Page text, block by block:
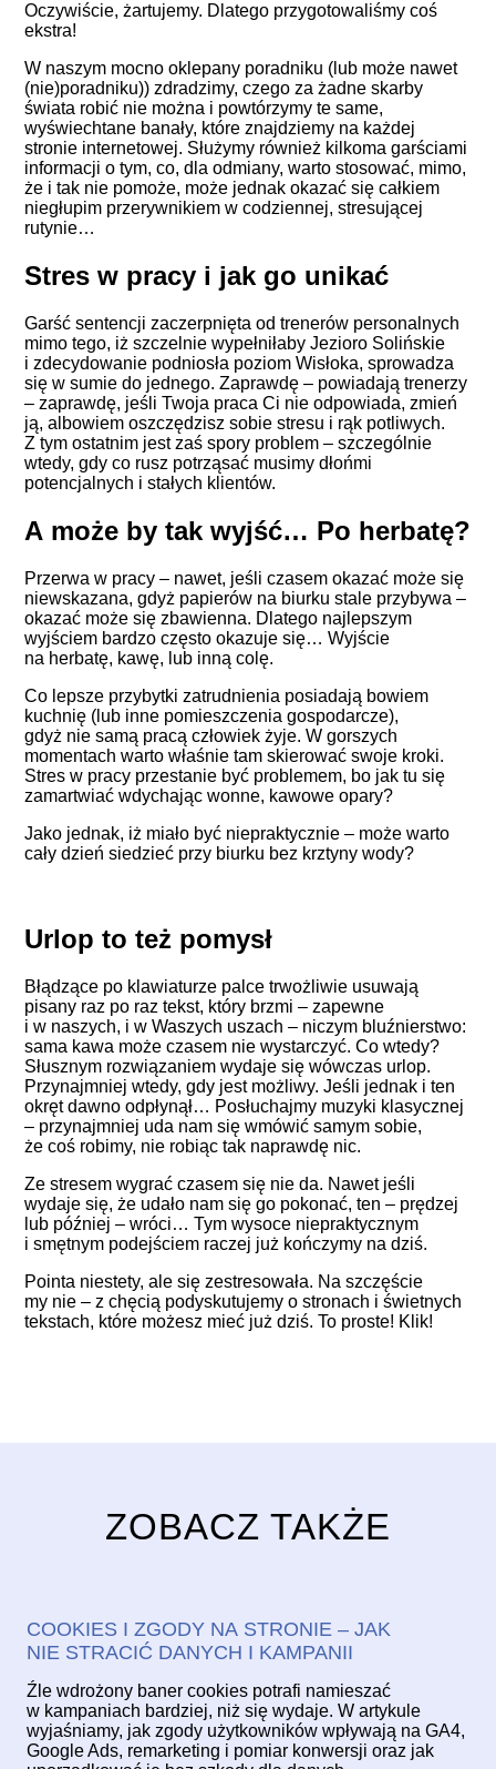
Oczywiście, żartujemy. Dlatego przygotowaliśmy coś
ekstra!
W naszym mocno oklepany poradniku (lub może nawet
(nie)poradniku)) zdradzimy, czego za żadne skarby
świata robić nie można i powtórzymy te same,
wyświechtane banały, które znajdziemy na każdej
stronie internetowej. Służymy również kilkoma garściami
informacji o tym, co, dla odmiany, warto stosować, mimo,
że i tak nie pomoże, może jednak okazać się całkiem
niegłupim przerywnikiem w codziennej, stresującej
rutynie…
Stres w pracy i jak go unikać
Garść sentencji zaczerpnięta od trenerów personalnych
mimo tego, iż szczelnie wypełniłaby Jezioro Solińskie
i zdecydowanie podniosła poziom Wisłoka, sprowadza
się w sumie do jednego. Zaprawdę – powiadają trenerzy
– zaprawdę, jeśli Twoja praca Ci nie odpowiada, zmień
ją, albowiem oszczędzisz sobie stresu i rąk potliwych.
Z tym ostatnim jest zaś spory problem – szczególnie
wtedy, gdy co rusz potrząsać musimy dłońmi
potencjalnych i stałych klientów.
A może by tak wyjść… Po herbatę?
Przerwa w pracy – nawet, jeśli czasem okazać może się
niewskazana, gdyż papierów na biurku stale przybywa –
okazać może się zbawienna. Dlatego najlepszym
wyjściem bardzo często okazuje się… Wyjście
na herbatę, kawę, lub inną colę.
Co lepsze przybytki zatrudnienia posiadają bowiem
kuchnię (lub inne pomieszczenia gospodarcze),
gdyż nie samą pracą człowiek żyje. W gorszych
momentach warto właśnie tam skierować swoje kroki.
Stres w pracy przestanie być problemem, bo jak tu się
zamartwiać wdychając wonne, kawowe opary?
Jako jednak, iż miało być niepraktycznie – może warto
cały dzień siedzieć przy biurku bez krztyny wody?
Urlop to też pomysł
Błądzące po klawiaturze palce trwożliwie usuwają
pisany raz po raz tekst, który brzmi – zapewne
i w naszych, i w Waszych uszach – niczym bluźnierstwo:
sama kawa może czasem nie wystarczyć. Co wtedy?
Słusznym rozwiązaniem wydaje się wówczas urlop.
Przynajmniej wtedy, gdy jest możliwy. Jeśli jednak i ten
okręt dawno odpłynął… Posłuchajmy muzyki klasycznej
– przynajmniej uda nam się wmówić samym sobie,
że coś robimy, nie robiąc tak naprawdę nic.
Ze stresem wygrać czasem się nie da. Nawet jeśli
wydaje się, że udało nam się go pokonać, ten – prędzej
lub później – wróci… Tym wysoce niepraktycznym
i smętnym podejściem raczej już kończymy na dziś.
Pointa niestety, ale się zestresowała. Na szczęście
my nie – z chęcią podyskutujemy o stronach i świetnych
tekstach, które możesz mieć już dziś. To proste! Klik!
ZOBACZ TAKŻE
COOKIES I ZGODY NA STRONIE – JAK
NIE STRACIĆ DANYCH I KAMPANII
Źle wdrożony baner cookies potrafi namieszać
w kampaniach bardziej, niż się wydaje. W artykule
wyjaśniamy, jak zgody użytkowników wpływają na GA4,
Google Ads, remarketing i pomiar konwersji oraz jak